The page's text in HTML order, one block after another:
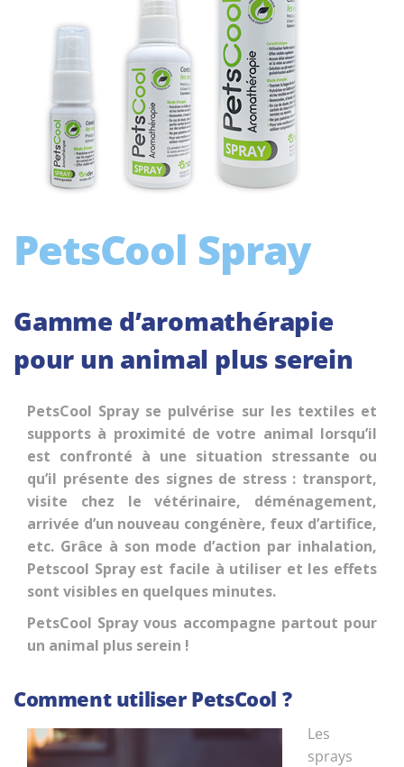
PetsCool Spray
Gamme d’aromathérapie
pour un animal plus serein
PetsCool Spray se pulvérise sur les textiles et
supports à proximité de votre animal lorsqu’il
est confronté à une situation stressante ou
qu’il présente des signes de stress : transport,
visite chez le vétérinaire, déménagement,
arrivée d’un nouveau congénère, feux d’artifice,
etc. Grâce à son mode d’action par inhalation,
Petscool Spray est facile à utiliser et les effets
sont visibles en quelques minutes.
PetsCool Spray vous accompagne partout pour
un animal plus serein !
Comment utiliser PetsCool ?
Les
sprays